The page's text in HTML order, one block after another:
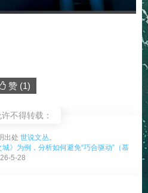
赞 (1)
不得转载：
出处 世说文丛。
城》为例，分析如何避免“巧合驱动”（慕
5-28